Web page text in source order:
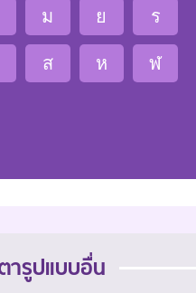
ม ย
ร
ส ห
ฬ
ารูปแบบอื่น